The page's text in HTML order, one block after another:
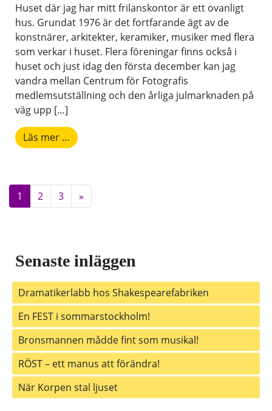
Huset där jag har mitt frilanskontor är ett ovanligt
hus. Grundat 1976 är det fortfarande ägt av de
konstnärer, arkitekter, keramiker, musiker med flera
som verkar i huset. Flera föreningar finns också i
huset och just idag den första december kan jag
vandra mellan Centrum för Fotografis
medlemsutställning och den årliga julmarknaden på
väg upp […]
Läs mer … from Advent på Kapsylen
Inläggsnavigering
1 2 3 »
Senaste inläggen
Dramatikerlabb hos Shakespearefabriken
En FEST i sommarstockholm!
Bronsmannen mådde fint som musikal!
RÖST – ett manus att förändra!
När Korpen stal ljuset